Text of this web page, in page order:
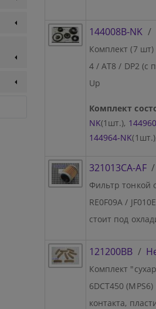
144008B-NK /
Комплект (7
4 / AT8 / DP2 (с
Up
Комплект
NK(1шт.),
144964-NK
321013CA-AF
Фильтр тонкой
RE0F09A /
стоит под
121200BB /
Комплект
6DCT450
контакта,